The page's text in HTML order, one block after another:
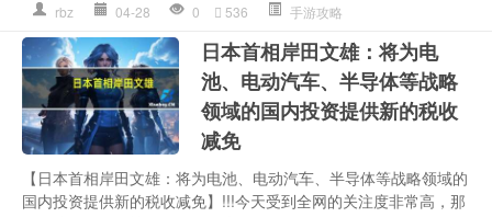
rbz 04-28 0 536 手游攻略
日本首相岸田文雄：将为电
池、电动汽车、半导体等战略
领域的国内投资提供新的税收
减免
【日本首相岸田文雄：将为电池、电动汽车、半导体等战略领域的
国内投资提供新的税收减免】!!!今天受到全网的关注度非常高，那